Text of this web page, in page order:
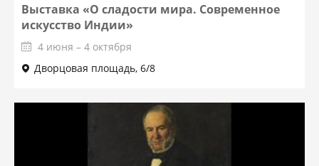
Выставка «О сладости мира. Современное
искусство Индии»
4 июня – 4 октября
Дворцовая площадь, 6/8